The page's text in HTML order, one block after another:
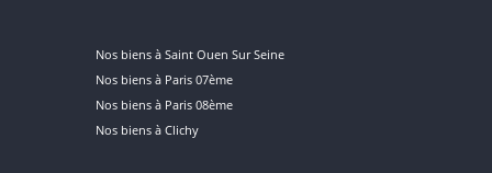
Nos biens à Saint Ouen Sur Seine
Nos biens à Paris 07ème
Nos biens à Paris 08ème
Nos biens à Clichy